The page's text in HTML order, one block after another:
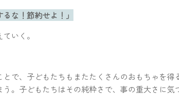
な！節約せよ！」
いく。
で、子どもたちもまたたくさんのおもちゃを
う。子どもたちはその純粋さで、事の重大さに